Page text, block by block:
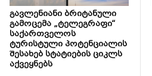
გავლენიანი ბრიტანული
გამოცემა „ტელეგრაფი“
საქართველოს
ტურისტული პოტენციალის
შესახებ სტატიების ციკლს
აქვეყნებს